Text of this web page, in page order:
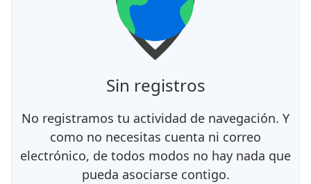
Sin registros
No registramos tu actividad de navegación. Y
como no necesitas cuenta ni correo
electrónico, de todos modos no hay nada que
pueda asociarse contigo.